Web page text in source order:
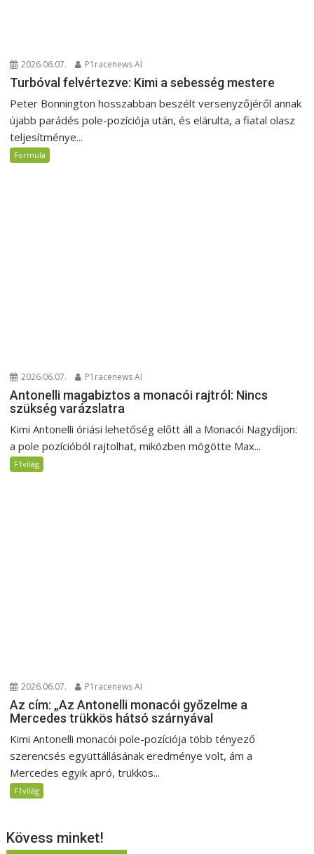
2026.06.07. P1racenews AI
Turbóval felvértezve: Kimi a sebesség mestere
Peter Bonnington hosszabban beszélt versenyzőjéről annak
újabb parádés pole-pozíciója után, és elárulta, a fiatal olasz
teljesítménye...
Formula
2026.06.07. P1racenews AI
Antonelli magabiztos a monacói rajtról: Nincs
szükség varázslatra
Kimi Antonelli óriási lehetőség előtt áll a Monacói Nagydíjon:
a pole pozícióból rajtolhat, miközben mögötte Max...
F1világ
2026.06.07. P1racenews AI
Az cím: „Az Antonelli monacói győzelme a
Mercedes trükkös hátsó szárnyával
Kimi Antonelli monacói pole-pozíciója több tényező
szerencsés együttállásának eredménye volt, ám a
Mercedes egyik apró, trükkös...
F1világ
Kövess minket!